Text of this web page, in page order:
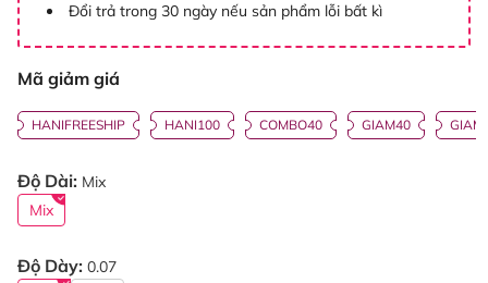
Đổi trả trong 30 ngày nếu sản phẩm lỗi bất kì
Mã giảm giá
HANIFREESHIP HANI100 COMBO40 GIAM40
Độ Dài: Mix
Mix
Độ Dày: 0.07